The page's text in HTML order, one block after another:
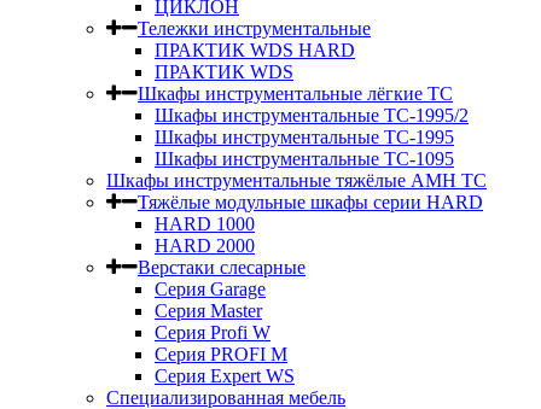
ЦИКЛОН
Тележки инструментальные
ПРАКТИК WDS HARD
ПРАКТИК WDS
Шкафы инструментальные лёгкие ТС
Шкафы инструментальные ТС-1995/2
Шкафы инструментальные TC-1995
Шкафы инструментальные TC-1095
Шкафы инструментальные тяжёлые AMH TC
Тяжёлые модульные шкафы серии HARD
HARD 1000
HARD 2000
Верстаки слесарные
Серия Garage
Серия Master
Серия Profi W
Серия PROFI M
Серия Expert WS
Специализированная мебель